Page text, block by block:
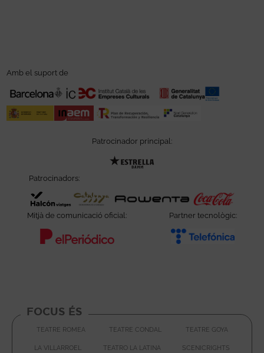
Amb el suport de
Patrocinador principal:
Patrocinadors:
Abre en nueva ventana
Abre en nueva ventana
Mitjà de comunicació oficial:
Abre en nueva ventana
Partner tecnològic:
FOCUS ÉS
TEATRE ROMEA
ABRE EN NUEVA VENTANA
TEATRE CONDAL TEATRE GOYA
ABRE
LA VILLARROEL TEATRO LA LATINA SCENICRIGHTS